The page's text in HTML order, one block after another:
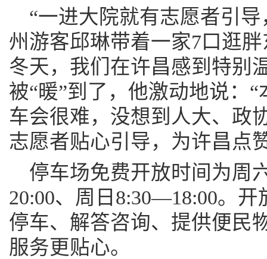
“一进大院就有志愿者引
州游客邱琳带着一家7口逛
冬天，我们在许昌感到特别
被“暖”到了，他激动地说：
车会很难，没想到人大、政
志愿者贴心引导，为许昌点
停车场免费开放时间为周
20:00、周日8:30—18:00。
停车、解答咨询、提供便民
服务更贴心。